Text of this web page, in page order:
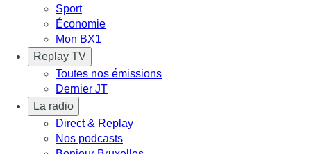
Sport
Économie
Mon BX1
Replay TV
Toutes nos émissions
Dernier JT
La radio
Direct & Replay
Nos podcasts